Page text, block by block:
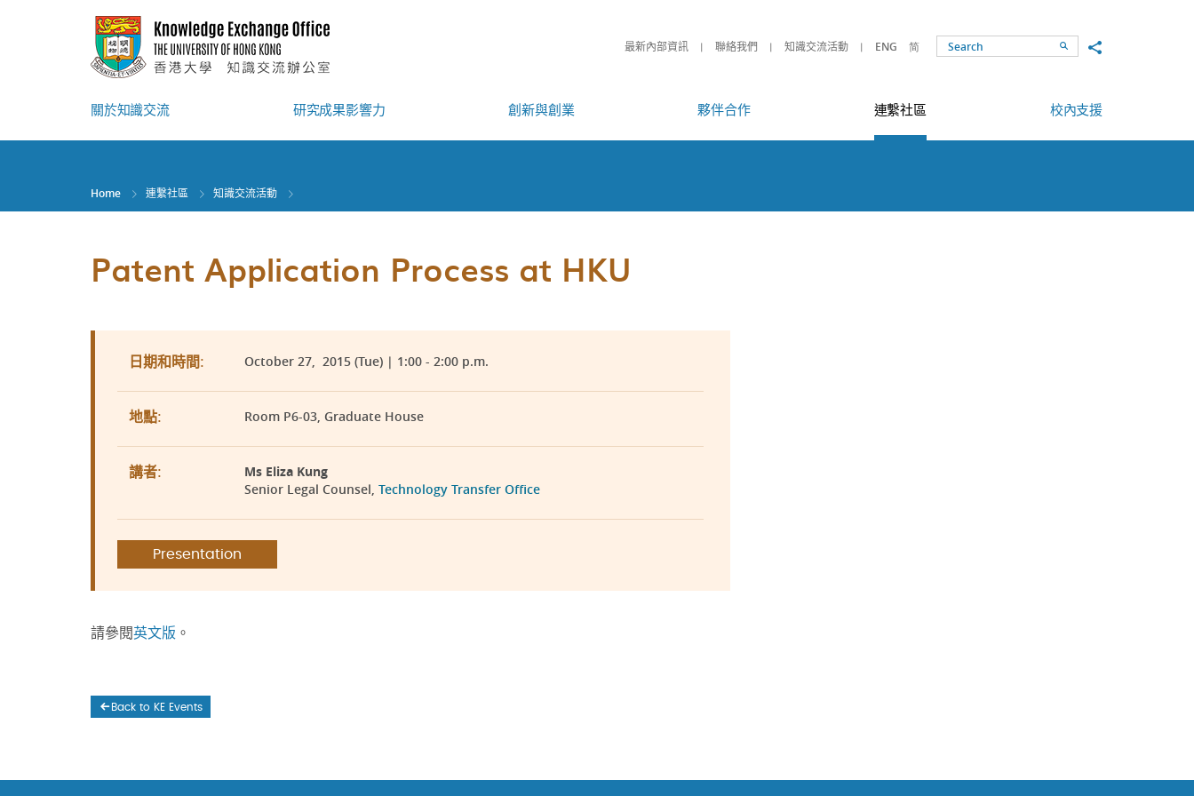
最新內部資訊 聯絡我們 知識交流活動 ENG 简 SearchShare to
關於知識交流 研究成果影響力 創新與創業 夥伴合作 連繫社區 校內支援
Home 連繫社區 知識交流活動
Patent Application Process at HKU
日期和時間: October 27, 2015 (Tue) | 1:00 - 2:00 p.m.
地點: Room P6-03, Graduate House
講者:
Ms Eliza Kung
Senior Legal Counsel, Technology Transfer Office
Presentation
請參閱英文版 。
Back to KE Events